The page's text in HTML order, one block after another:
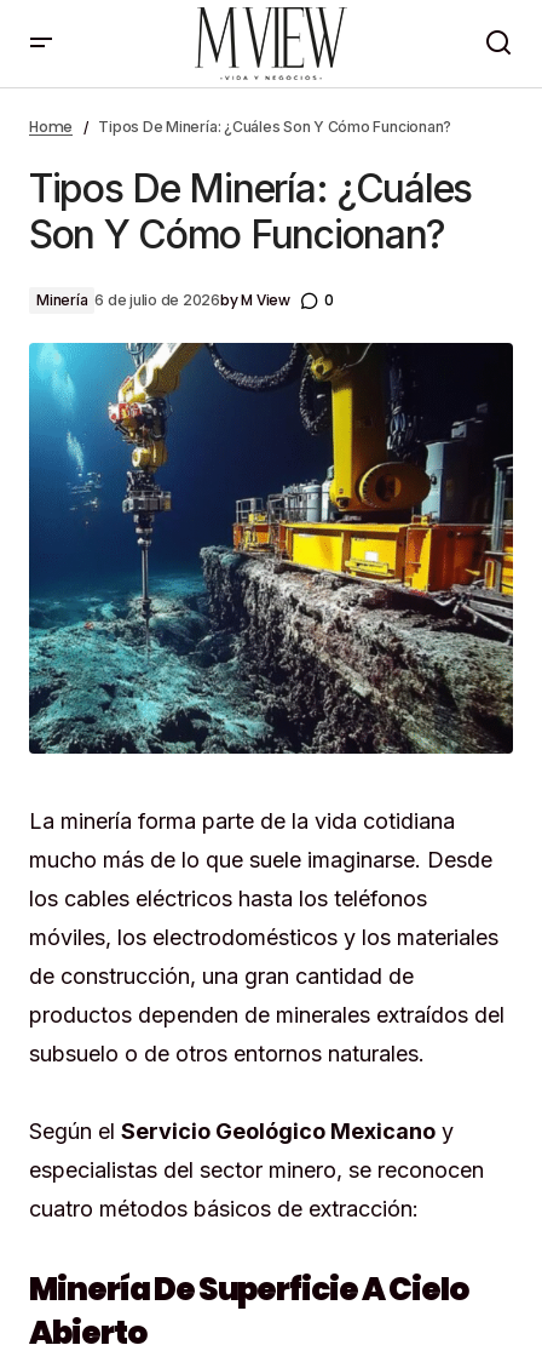
Home Tipos De Minería: ¿Cuáles Son Y Cómo Funcionan?
Tipos De Minería: ¿Cuáles
Son Y Cómo Funcionan?
Minería 6 de julio de 2026byM View 0
La minería forma parte de la vida cotidiana
mucho más de lo que suele imaginarse. Desde
los cables eléctricos hasta los teléfonos
móviles, los electrodomésticos y los materiales
de construcción, una gran cantidad de
productos dependen de minerales extraídos del
subsuelo o de otros entornos naturales.
Según el Servicio Geológico Mexicano y
especialistas del sector minero, se reconocen
cuatro métodos básicos de extracción:
Minería De Superficie A Cielo
Abierto